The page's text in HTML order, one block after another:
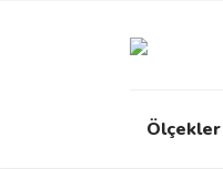
Ölçekler